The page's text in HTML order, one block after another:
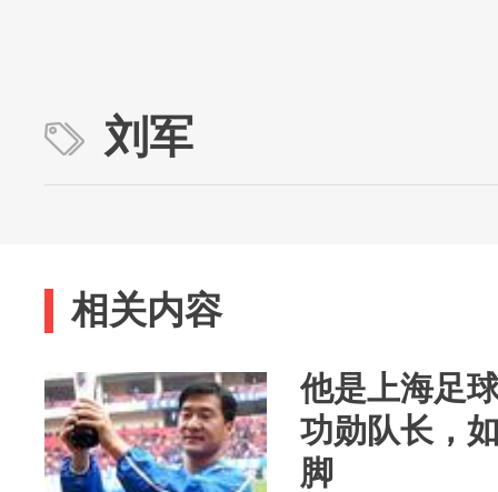
刘军
相关内容
他是上海足
功勋队长，
脚